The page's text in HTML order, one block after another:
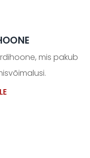
mis pakub